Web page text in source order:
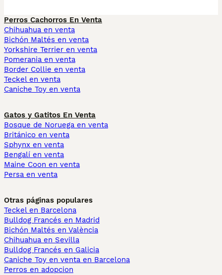
Perros Cachorros En Venta
Chihuahua en venta
Bichón Maltés en venta
Yorkshire Terrier en venta
Pomerania en venta
Border Collie en venta
Teckel en venta
Caniche Toy en venta
Gatos y Gatitos En Venta
Bosque de Noruega en venta
Británico en venta
Sphynx en venta
Bengalí en venta
Maine Coon en venta
Persa en venta
Otras páginas populares
Teckel en Barcelona
Bulldog Francés en Madrid
Bichón Maltés en València
Chihuahua en Sevilla
Bulldog Francés en Galicia
Caniche Toy en venta en Barcelona
Perros en adopcion